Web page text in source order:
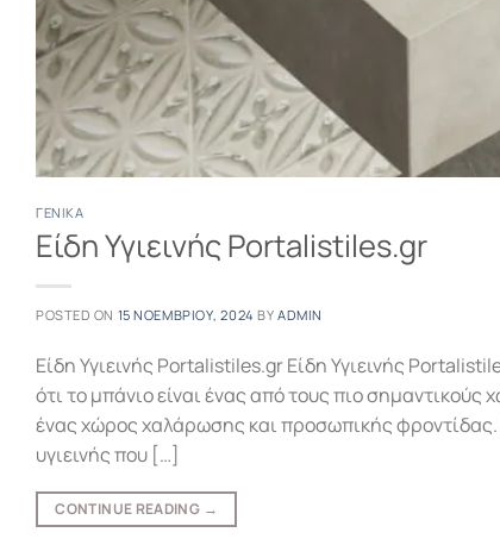
ΓΕΝΙΚΆ
Είδη Υγιεινής Portalistiles.gr
POSTED ON 15 ΝΟΕΜΒΡΊΟΥ, 2024 BY ADMIN
Είδη Υγιεινής Portalistiles.gr Είδη Υγιεινής
ότι το μπάνιο είναι ένας από τους πιο σημαντικούς
ένας χώρος χαλάρωσης και προσωπικής
υγιεινής που […]
CONTINUE READING →